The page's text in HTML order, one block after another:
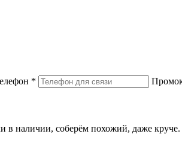
*
в наличии, соберём похожий, даже круче.